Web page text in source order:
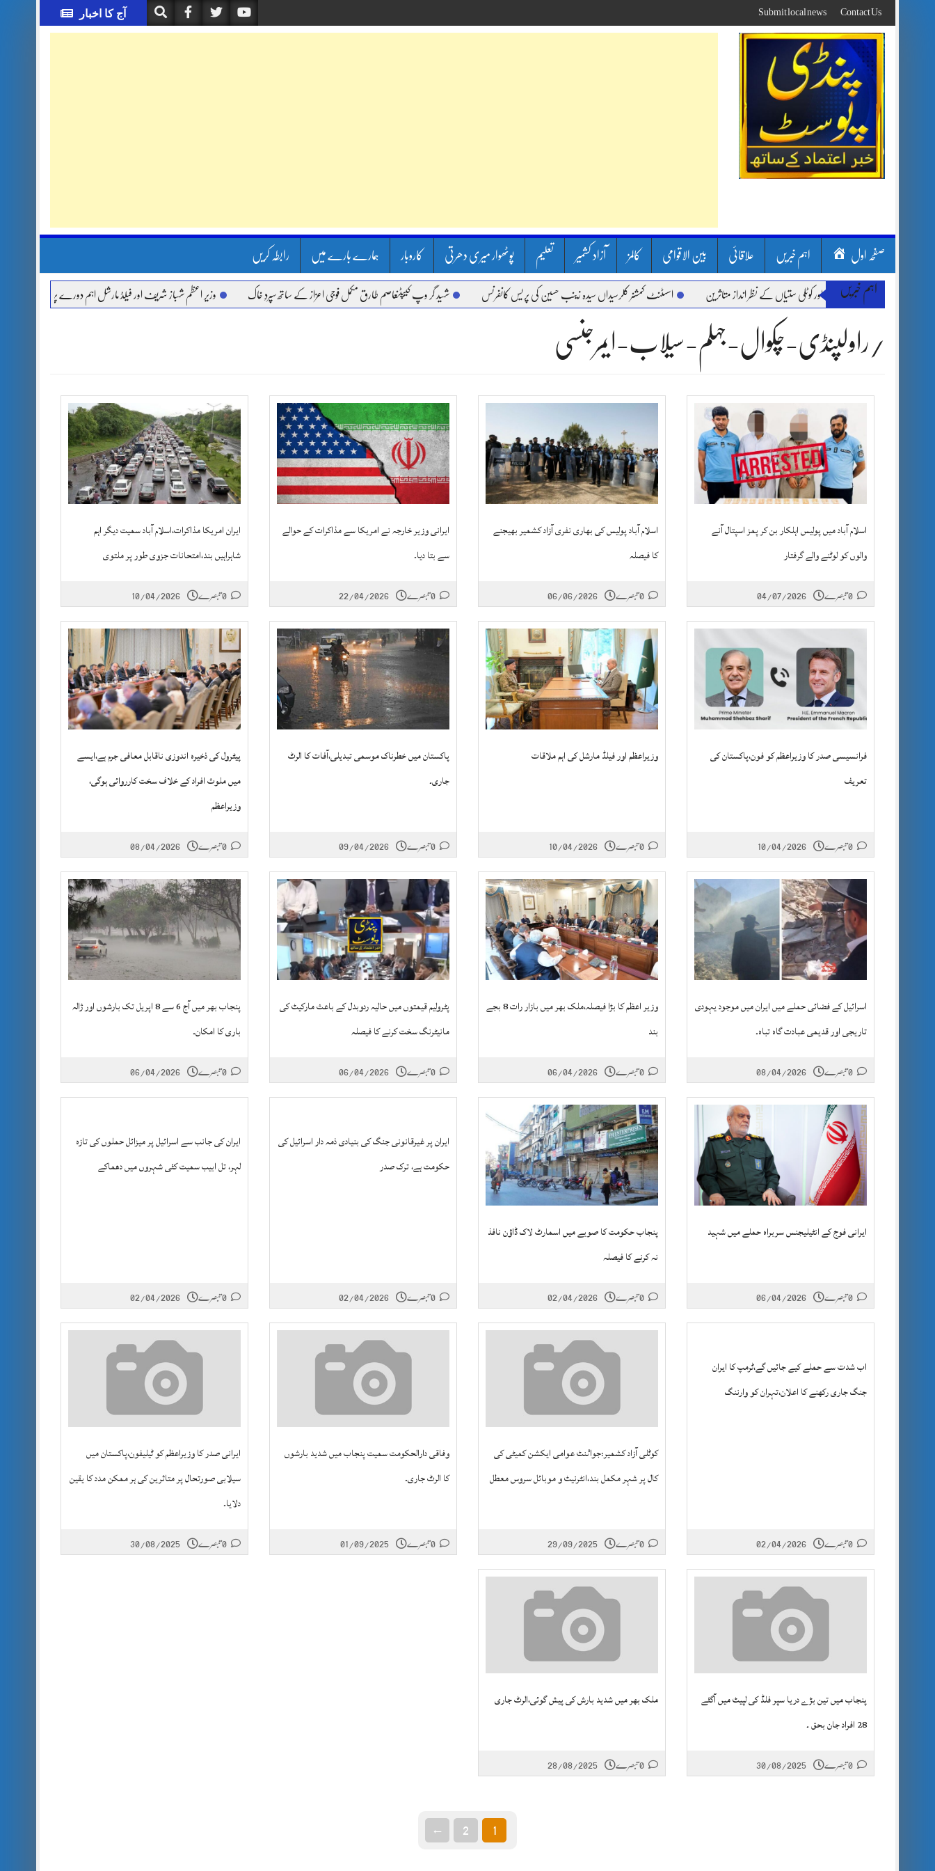
to
content
آج کا اخبار Contact Us
Submit local news
صفحہ اول اہم خبریں علاقائی بین الاقوامی کالمز آزاد کشمیر تعلیم پوٹھوار میری دھرتی کاروبار ہمارے بارے میں رابطہ کریں
اہم خبریں
لینڈ سلائیڈنگ اور کوٹلی ستیاں کے نظر انداز متاثرین اسسٹنٹ کمشنر کلرسیداں سیدہ زینب حسین کی پریس کانفرنس شہید گر وپ کیپٹنعاصم طارق مکمل فوجی اعزاز کے ساتھ سپردِ خاک وزیر اعظم شہباز شریف اور فیلڈ مارشل اہم دورے پر سعودی عرب روانہ
/راولپنڈی-چکوال-جہلم-سیلاب-ایمرجنسی
اسلام آباد میں پولیس اہلکار بن کر پمز اسپتال آنے
والوں کو لوٹنے والے گرفتار
04/07/2026
اسلام آباد پولیس کی بھاری نفری آزاد کشمیر بھیجنے
کا فیصلہ
06/06/2026
ایرانی وزیر خارجہ نے امریکا سے مذاکرات کے حوالے
سے بتا دیا۔
22/04/2026
ایران امریکا مذاکرات،اسلام آباد سمیت دیگر اہم
شاہراہیں بند،امتحانات جزوی طور پر ملتوی
10/04/2026
فرانسیسی صدر کا وزیراعظم کو فون،پاکستان کی
تعریف
10/04/2026
وزیراعظم اور فیلڈ مارشل کی اہم ملاقات
10/04/2026
پاکستان میں خطرناک موسمی تبدیلی،آفات کا الرٹ
جاری۔
09/04/2026
پیٹرول کی ذخیرہ اندوزی ناقابل معافی جرم ہے،ایسے
میں ملوث افراد کے خلاف سخت کارروائی ہوگی،
وزیراعظم
08/04/2026
اسرائیل کے فضائی حملے میں ایران میں موجود یہودی
تاریجی اور قدیمی عبادت گاہ تباہ۔
08/04/2026
وزیر اعظم کا بڑا فیصلہ،ملک بھر میں بازار رات 8 بجے
بند
06/04/2026
پٹرولیم قیمتوں میں حالیہ ردوبدل کے باعث مارکیٹ کی
مانیٹرنگ سخت کرنے کا فیصلہ
06/04/2026
پنجاب بھر میں آج 6 سے 8 اپریل تک بارشوں اور ژالہ
باری کا امکان۔
06/04/2026
ایرانی فوج کے انٹیلیجنس سربراہ حملے میں شہید
06/04/2026
پنجاب حکومت کا صوبے میں اسمارٹ لاک ڈاؤن نافذ
نہ کرنے کا فیصلہ
02/04/2026
ایران پر غیرقانونی جنگ کی بنیادی ذمہ دار اسرائیل کی
حکومت ہے، ترک صدر
02/04/2026
ایران کی جانب سے اسرائیل پر میزائل حملوں کی تازہ
لہر، تل ابیب سمیت کئی شہروں میں دھماکے
02/04/2026
اب شدت سے حملے کیے جائیں گے،ٹرمپ کا ایران
جنگ جاری رکھنے کا اعلان،تہران کو وارننگ
02/04/2026
کوٹلی آزاد کشمیر:جواٸنٹ عوامی ایکشن کمیٹی کی
کال پر شہر مکمل بند،انٹرنیٹ و موبائل سروس معطل
29/09/2025
وفاقی دارالحکومت سمیت پنجاب میں شدید بارشوں
کا الرٹ جاری۔
01/09/2025
ایرانی صدر کا وزیراعظم کو ٹیلیفون،پاکستان میں
سیلابی صورتحال پر متاثرین کی ہر ممکن مدد کا یقین
دلایا۔
30/08/2025
پنجاب میں تین بڑے دریا سپر فلڈ کی لپیٹ میں آگئے
28 افراد جان بحق ۔
30/08/2025
ملک بھر میں شدید بارش کی پیش گوئی،الرٹ جاری
28/08/2025
1
2
←